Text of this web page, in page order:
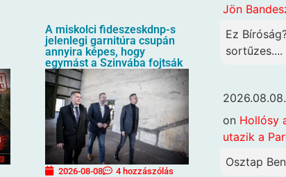
A miskolci fideszeskdnp-s
jelenlegi garnitúra csupán
annyira képes, hogy
egymást a Szinvába fojtsák
2026-08-08 4 hozzászólás
Jön
Ez
sortűzes....
on Hollósy
utazik a
Osztap